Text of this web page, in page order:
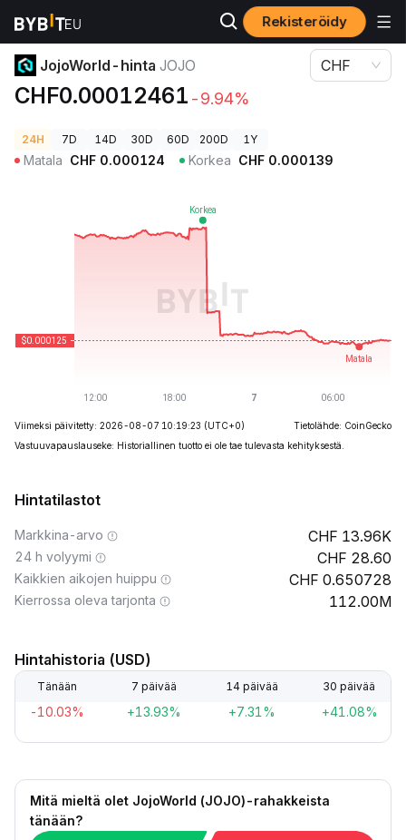
Rekisteröidy
Kryptohinnat
JojoWorld-hinta JOJO
CHF0.00012461 -9.94%
CHF
24H 7D 14D 30D 60D 200D 1Y
Matala CHF 0.000124 Korkea CHF 0.000139
Viimeksi päivitetty: 2026-08-07 10:19:23 (UTC+0)
Tietolähde: CoinGecko
Vastuuvapauslauseke: Historiallinen tuotto ei ole tae tulevasta kehityksestä.
Hintatilastot
Markkina-arvo 13.96K
24 h volyymi 28.60
Kaikkien aikojen huippu 0.650728
Kierrossa oleva tarjonta 112.00M
Hintahistoria (USD)
Tänään 7 päivää 14 päivää 30 päivää
-10.03% +13.93% +7.31% +41.08%
Mitä mieltä olet JojoWorld (JOJO)-rahakkeista
tänään?